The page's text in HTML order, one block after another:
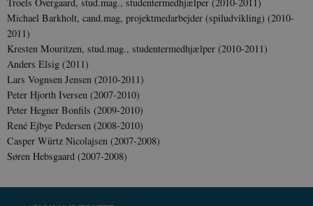
Michael Barkholt, cand.mag, projektmedarbejder (spiludvikling) (2010-
2011)
Kresten Mouritzen, stud.mag., studentermedhjælper (2010-2011)
Anders Elsig (2011)
Lars Vognsen Jensen (2010-2011)
Peter Hjorth Iversen (2007-2010)
Peter Hegner Bonfils (2009-2010)
René Ejbye Pedersen (2008-2010)
Casper Würtz Nicolajsen (2007-2008)
Søren Hebsgaard (2007-2008)
be_typo_user
TYPO3 Association
.danmarkshistorien.dk
Session